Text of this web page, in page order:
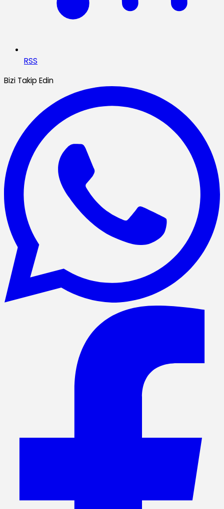
RSS
Bizi Takip Edin